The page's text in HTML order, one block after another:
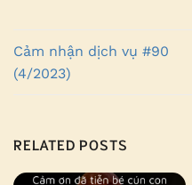
Cảm nhận dịch vụ #90
(4/2023)
RELATED POSTS